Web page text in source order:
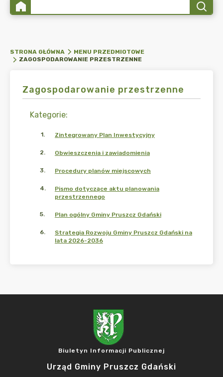
STRONA GŁÓWNA
MENU PRZEDMIOTOWE
ZAGOSPODAROWANIE PRZESTRZENNE
Zagospodarowanie przestrzenne
Kategorie:
1. Zintegrowany Plan Inwestycyjny
2. Obwieszczenia i zawiadomienia
3. Procedury planów miejscowych
4.
Pismo dotyczące aktu planowania
przestrzennego
5. Plan ogólny Gminy Pruszcz Gdański
6.
Strategia Rozwoju Gminy Pruszcz Gdański na
lata 2026-2036
Biuletyn Informacji Publicznej
Urząd Gminy Pruszcz Gdański